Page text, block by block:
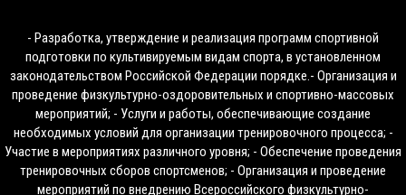
- Разработка, утверждение и реализация программ спортивной
подготовки по культивируемым видам спорта, в установленном
законодательством Российской Федерации порядке.- Организация и
проведение физкультурно-оздоровительных и спортивно-массовых
мероприятий; - Услуги и работы, обеспечивающие создание
необходимых условий для организации тренировочного процесса; -
Участие в мероприятиях различного уровня; - Обеспечение проведения
тренировочных сборов спортсменов; - Организация и проведение
мероприятий по внедрению Всероссийского физкультурно-